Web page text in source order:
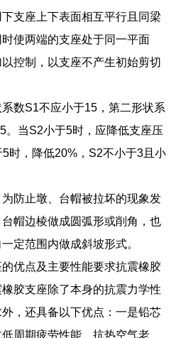
支座上下表面相互平行且同梁
使两端的支座处于同一平面
控制，以支座不产生初始剪切
数S1不应小于15，第二形状系
。当S2小于5时，应降低支座压
时，降低20%，S2不小于3且小
防止墩、台帽被拉坏的现象发
帽边棱做成圆弧形或削角，也
定范围内做成斜坡形式。
优点及主要性能要求抗震橡胶
胶支座除了本身的抗震力学性
，还具备以下优点：一是铅芯
周期疲劳性能、抗热空气老